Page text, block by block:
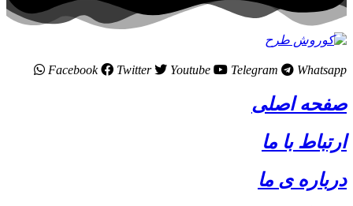
Facebook Twitter Youtube Telegram Whatsapp
صفحه اصلی
ارتباط با ما
درباره ی ما